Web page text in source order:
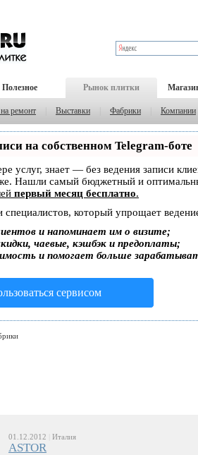
Полезное Рынок плитки
ремонт Выставки Фабрики Компании
на собственном Telegram-боте
услуг, знает — без ведения записи
Нашли самый бюджетный и
первый месяц бесплатно.
специалистов, который упрощает
и напоминает им о визите;
чаевые, кэшбэк и предоплаты;
и помогает больше
сервисом
01.12.2012 Италия
ASTOR